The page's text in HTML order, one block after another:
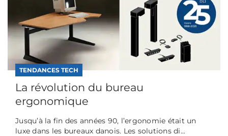
TENDANCES TECH
La révolution du bureau
ergonomique
Jusqu’à la fin des années 90, l’ergonomie était un
luxe dans les bureaux danois. Les solutions di...